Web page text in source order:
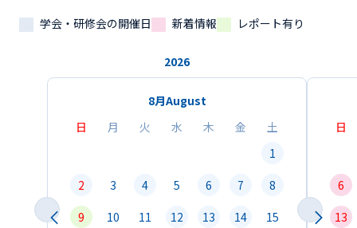
学会・研修会の開催日
新着情報 レポート有り
2026
8月August
日
月 火 水 木 金
土
1
2
3 4 5 6 7
8
9
10 11 12 13 14
15
日
6
13